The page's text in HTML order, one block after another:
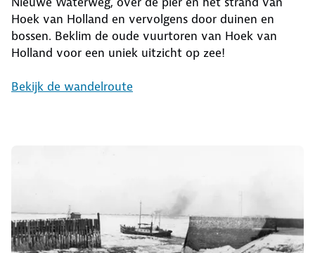
Hoek van Holland en vervolgens door duinen en
bossen. Beklim de oude vuurtoren van Hoek van
Holland voor een uniek uitzicht op zee!
Bekijk de wandelroute